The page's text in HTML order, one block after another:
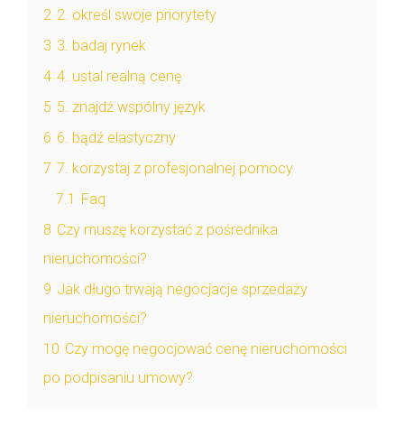
2 2. określ swoje priorytety
3 3. badaj rynek
4 4. ustal realną cenę
5 5. znajdź wspólny język
6 6. bądź elastyczny
7 7. korzystaj z profesjonalnej pomocy
7.1 Faq
8 Czy muszę korzystać z pośrednika
nieruchomości?
9 Jak długo trwają negocjacje sprzedaży
nieruchomości?
10 Czy mogę negocjować cenę nieruchomości
po podpisaniu umowy?